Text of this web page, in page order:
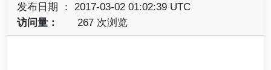
发布日期 ： 2017-03-02 01:02:39 UTC
访问量：
267 次浏览